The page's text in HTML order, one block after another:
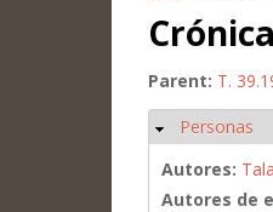
Parent: T.
Ocultar
Personas
Autores:
Autores de